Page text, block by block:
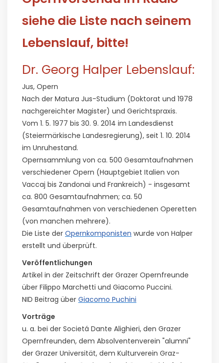
siehe die Liste nach seinem
Lebenslauf, bitte!
Dr. Georg Halper Lebenslauf:
Jus, Opern
Nach der Matura Jus-Studium (Doktorat und 1978
nachgereichter Magister) und Gerichtspraxis.
Vom 1. 5. 1977 bis 30. 9. 2014 im Landesdienst
(Steiermärkische Landesregierung), seit 1. 10. 2014
im Unruhestand.
Opernsammlung von ca. 500 Gesamtaufnahmen
verschiedener Opern (Hauptgebiet Italien von
Vaccaj bis Zandonai und Frankreich) - insgesamt
ca. 800 Gesamtaufnahmen; ca. 50
Gesamtaufnahmen von verschiedenen Operetten
(von manchen mehrere).
Die Liste der Opernkomponisten wurde von Halper
erstellt und überprüft.
Veröffentlichungen
Artikel in der Zeitschrift der Grazer Opernfreunde
über Filippo Marchetti und Giacomo Puccini.
NID Beitrag über Giacomo Puchini
Vorträge
u. a. bei der Societá Dante Alighieri, den Grazer
Opernfreunden, dem Absolventenverein "alumni"
der Grazer Universität, dem Kulturverein Graz-